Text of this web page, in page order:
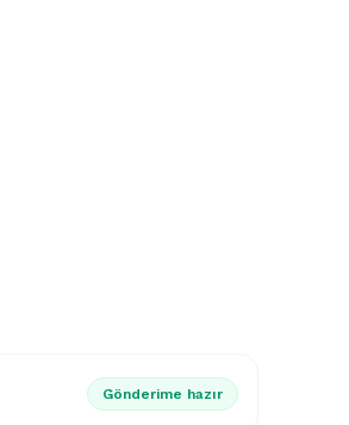
Gönderime hazır